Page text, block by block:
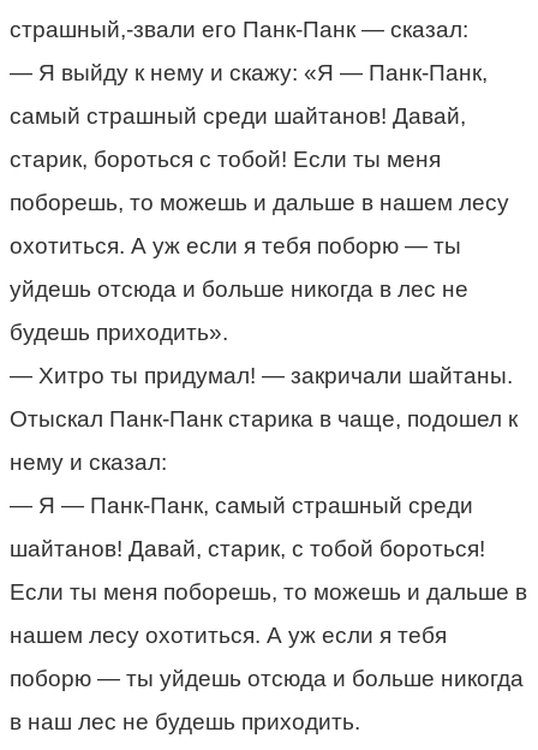
страшный,-звали его Панк-Панк — сказал:
— Я выйду к нему и скажу: «Я — Панк-Панк,
самый страшный среди шайтанов! Давай,
старик, бороться с тобой! Если ты меня
поборешь, то можешь и дальше в нашем лесу
охотиться. А уж если я тебя поборю — ты
уйдешь отсюда и больше никогда в лес не
будешь приходить».
— Хитро ты придумал! — закричали шайтаны.
Отыскал Панк-Панк старика в чаще, подошел к
нему и сказал:
— Я — Панк-Панк, самый страшный среди
шайтанов! Давай, старик, с тобой бороться!
Если ты меня поборешь, то можешь и дальше в
нашем лесу охотиться. А уж если я тебя
поборю — ты уйдешь отсюда и больше никогда
в наш лес не будешь приходить.